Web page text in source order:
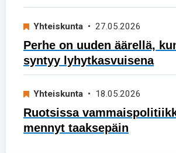
Yhteiskunta • 27.05.2026
Perhe on uuden äärellä,
syntyy lyhytkasvuisena
Yhteiskunta • 18.05.2026
Ruotsissa
mennyt taaksepäin